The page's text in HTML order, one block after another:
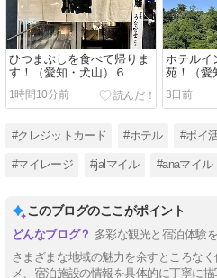
ひつまぶしを食べて帰りま
す！（愛知・犬山）６
1時間10分前
ホテルイ
苑！（愛
3日前
#クレジットカード #ホテル #ポイ
#マイレージ #jalマイル #anaマイル
このブログのここがポイント
多彩な観光と宿泊体験
さまざまな地域の魅力を余すところな
メ、宿泊施設の情報を具体的に丁寧に